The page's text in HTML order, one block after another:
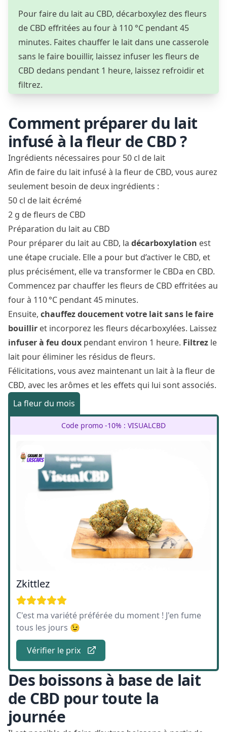
Pour faire du lait au CBD, décarboxylez des fleurs
de CBD effritées au four à 110 °C pendant 45
minutes. Faites chauffer le lait dans une casserole
sans le faire bouillir, laissez infuser les fleurs de
CBD dedans pendant 1 heure, laissez refroidir et
filtrez.
Comment préparer du lait
infusé à la fleur de CBD ?
Ingrédients nécessaires pour 50 cl de lait
Afin de faire du lait infusé à la fleur de CBD, vous aurez
seulement besoin de deux ingrédients :
50 cl de lait écrémé
2 g de fleurs de CBD
Préparation du lait au CBD
Pour préparer du lait au CBD, la décarboxylation est
une étape cruciale. Elle a pour but d’activer le CBD, et
plus précisément, elle va transformer le CBDa en CBD.
Commencez par chauffer les fleurs de CBD effritées au
four à 110 °C pendant 45 minutes.
Ensuite, chauffez doucement votre lait sans le faire
bouillir et incorporez les fleurs décarboxylées. Laissez
infuser à feu doux pendant environ 1 heure. Filtrez le
lait pour éliminer les résidus de fleurs.
Félicitations, vous avez maintenant un lait à la fleur de
CBD, avec les arômes et les effets qui lui sont associés.
La fleur du mois
Code promo -10% : VISUALCBD
Zkittlez
C'est ma variété préférée du moment ! J'en fume
tous les jours 😉
Vérifier le prix
Des boissons à base de lait
de CBD pour toute la
journée